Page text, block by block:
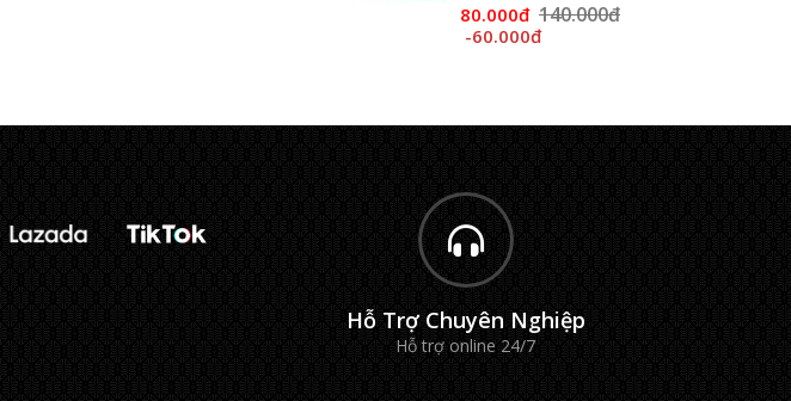
80.000đ 140.000đ
-60.000đ
Hỗ Trợ Chuyên Nghiệp
Hỗ trợ online 24/7